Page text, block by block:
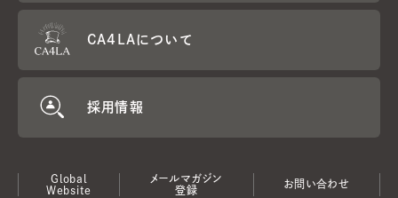
CA4LAについて
採用情報
Global
Website
メールマガジン
登録
お問い合わせ